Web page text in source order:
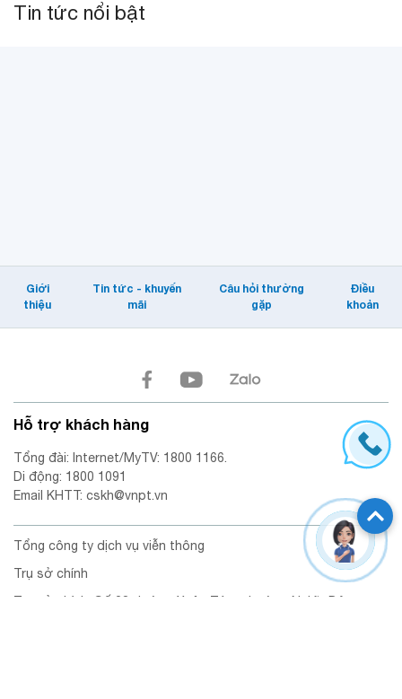
Tin tức nổi bật
Giới
thiệu
Tin tức - khuyến
mãi
Câu hỏi thường
gặp
Điều
khoản
Hỗ trợ khách hàng
Tổng đài: Internet/MyTV: 1800 1166.
Di động: 1800 1091
Email KHTT: cskh@vnpt.vn
Tổng công ty dịch vụ viễn thông
Trụ sở chính
Trụ sở chính: Số 28 đường Xuân Tảo, phường Nghĩa Đô,